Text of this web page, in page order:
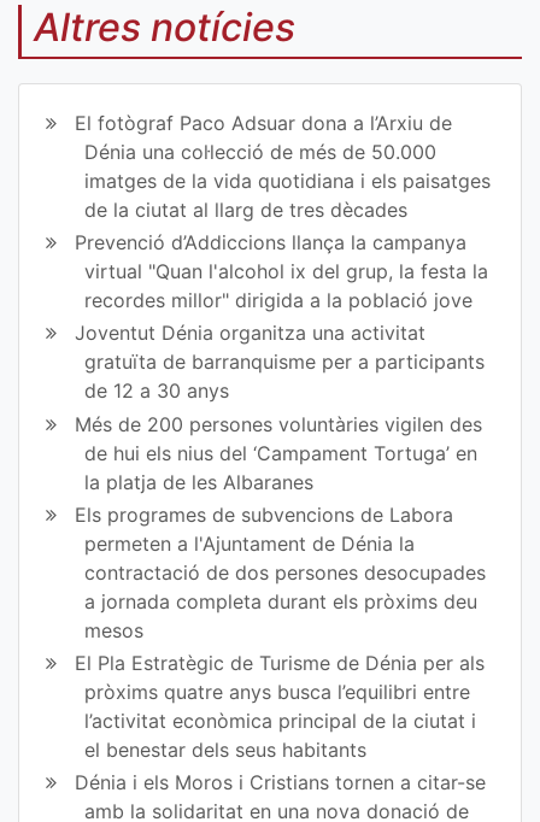
mp
art
ir
en
Fa
ce
bo
ok
mp
art
ir
en
Tw
itt
er
Altres notícies
El fotògraf Paco Adsuar dona a l’Arxiu de
Dénia una col·lecció de més de 50.000
imatges de la vida quotidiana i els paisatges
de la ciutat al llarg de tres dècades
Prevenció d’Addiccions llança la campanya
virtual "Quan l'alcohol ix del grup, la festa la
recordes millor" dirigida a la població jove
Joventut Dénia organitza una activitat
gratuïta de barranquisme per a participants
de 12 a 30 anys
Més de 200 persones voluntàries vigilen des
de hui els nius del ‘Campament Tortuga’ en
la platja de les Albaranes
Els programes de subvencions de Labora
permeten a l'Ajuntament de Dénia la
contractació de dos persones desocupades
a jornada completa durant els pròxims deu
mesos
El Pla Estratègic de Turisme de Dénia per als
pròxims quatre anys busca l’equilibri entre
l’activitat econòmica principal de la ciutat i
el benestar dels seus habitants
Dénia i els Moros i Cristians tornen a citar-se
amb la solidaritat en una nova donació de